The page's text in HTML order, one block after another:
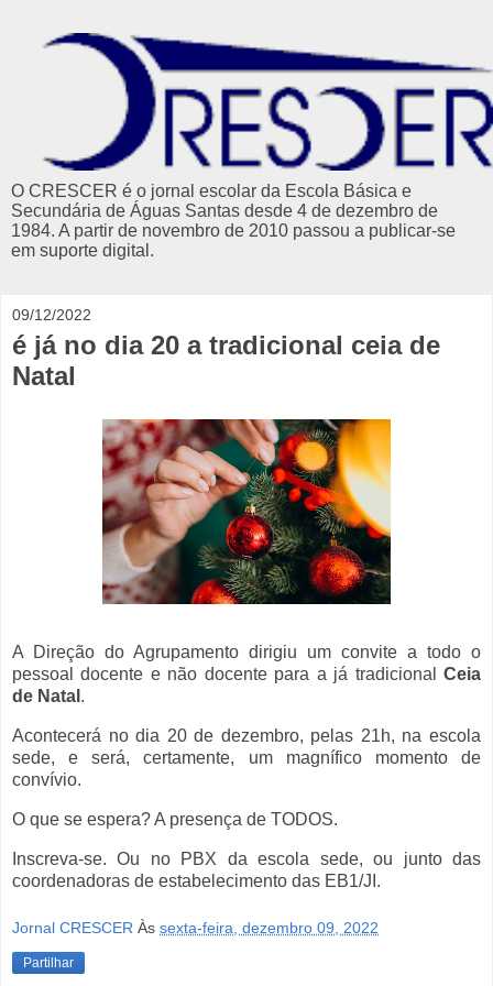
O CRESCER é o jornal escolar da Escola Básica e
Secundária de Águas Santas desde 4 de dezembro de
1984. A partir de novembro de 2010 passou a publicar-se
em suporte digital.
09/12/2022
é já no dia 20 a tradicional ceia de
Natal
A Direção do Agrupamento dirigiu um convite a todo o
pessoal docente e não docente para a já tradicional Ceia
de Natal .
Acontecerá no dia 20 de dezembro, pelas 21h, na escola
sede, e será, certamente, um magnífico momento de
convívio.
O que se espera? A presença de TODOS.
Inscreva-se. Ou no PBX da escola sede, ou junto das
coordenadoras de estabelecimento das EB1/JI.
Jornal CRESCER Às sexta-feira, dezembro 09, 2022
Partilhar